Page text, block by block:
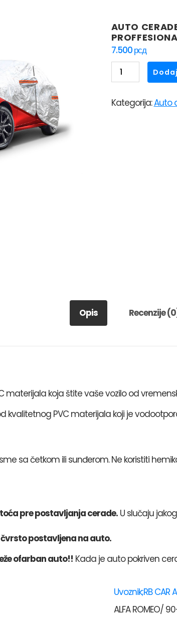
AUTO
7.500рсд
AUTO
CERADE
Kategorija:Auto
Opis Recenzije
materijala koja štite vaše vozilo od
kvalitetnog PVC materijala koji je
sa četkom ili sunđerom. Ne koristiti
pre postavljanja cerade. U slučaju
postavljena na auto.
ofarban auto!! Kada je auto pokriven
Uvoznik;RB CAR
ALFA ROMEO/